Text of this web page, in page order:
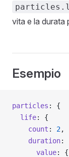
vita e la durata
Esempio
particles : {
  life
: {
    count
: 2,
    duration
:
      value
: {